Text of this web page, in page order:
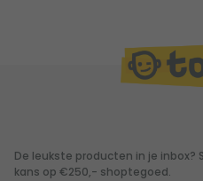
De leukste producten in je inbox?
kans op €250,- shoptegoed.